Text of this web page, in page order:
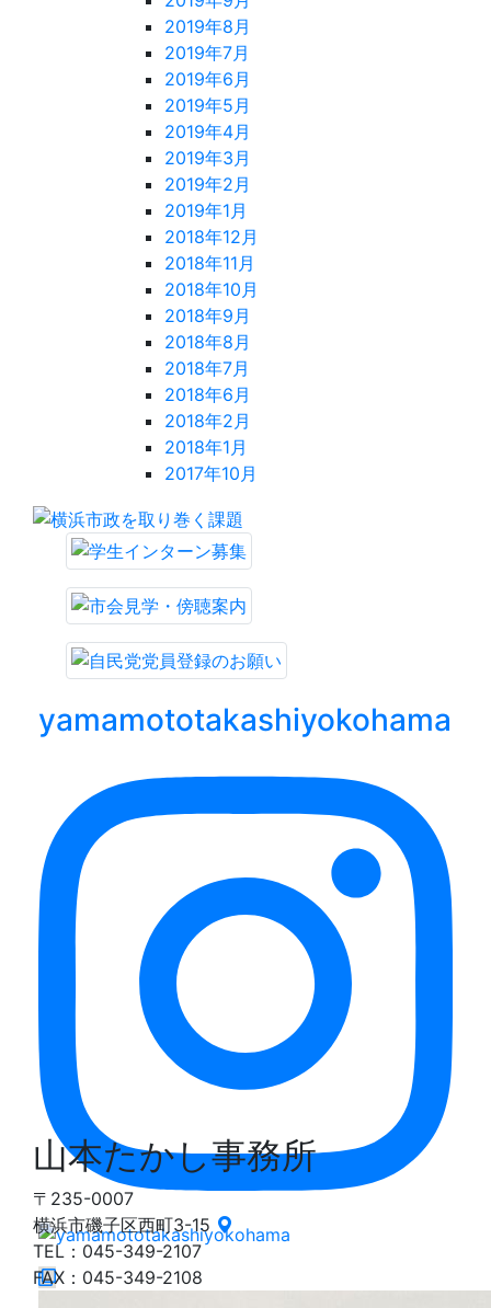
2019年8月
2019年7月
2019年6月
2019年5月
2019年4月
2019年3月
2019年2月
2019年1月
2018年12月
2018年11月
2018年10月
2018年9月
2018年8月
2018年7月
2018年6月
2018年2月
2018年1月
2017年10月
yamamototakashiyokohama
山本たかし事務所
〒235-0007
横浜市磯子区西町3-15
TEL：045-349-2107
FAX：045-349-2108